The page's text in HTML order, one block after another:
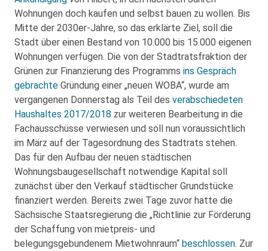
Wohnungen doch kaufen und selbst bauen zu wollen. Bis
Mitte der 2030er-Jahre, so das erklärte Ziel, soll die
Stadt über einen Bestand von 10.000 bis 15.000 eigenen
Wohnungen verfügen. Die von der Stadtratsfraktion der
Grünen zur Finanzierung des Programms ins Gespräch
gebrachte Gründung einer „neuen WOBA“, wurde am
vergangenen Donnerstag als Teil des verabschiedeten
Haushaltes 2017/2018 zur weiteren Bearbeitung in die
Fachausschüsse verwiesen und soll nun voraussichtlich
im März auf der Tagesordnung des Stadtrats stehen.
Das für den Aufbau der neuen städtischen
Wohnungsbaugesellschaft notwendige Kapital soll
zunächst über den Verkauf städtischer Grundstücke
finanziert werden. Bereits zwei Tage zuvor hatte die
Sächsische Staatsregierung die „Richtlinie zur Förderung
der Schaffung von mietpreis- und
belegungsgebundenem Mietwohnraum“ beschlossen. Zur